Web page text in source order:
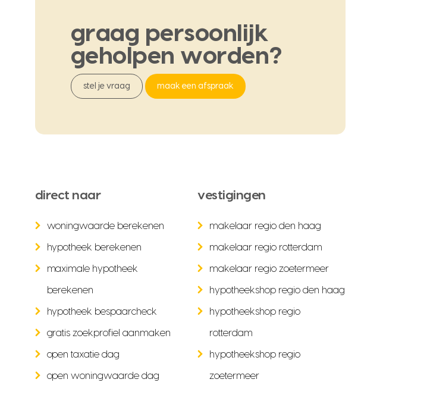
graag persoonlijk
geholpen worden?
stel je vraag maak een afspraak
direct naar
woningwaarde berekenen
hypotheek berekenen
maximale hypotheek
berekenen
hypotheek bespaarcheck
gratis zoekprofiel aanmaken
open taxatie dag
open woningwaarde dag
vestigingen
makelaar regio den haag
makelaar regio rotterdam
makelaar regio zoetermeer
hypotheekshop regio den haag
hypotheekshop regio
rotterdam
hypotheekshop regio
zoetermeer